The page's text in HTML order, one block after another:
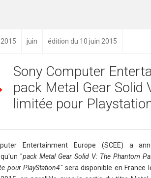
2015 juin édition du 10 juin 2015
Sony Computer
pack Metal Gear Solid
limitée pour
Entertainment Europe (SCEE) a
"pack Metal Gear Solid V: The Phantom
pour PlayStation4" sera disponible en France